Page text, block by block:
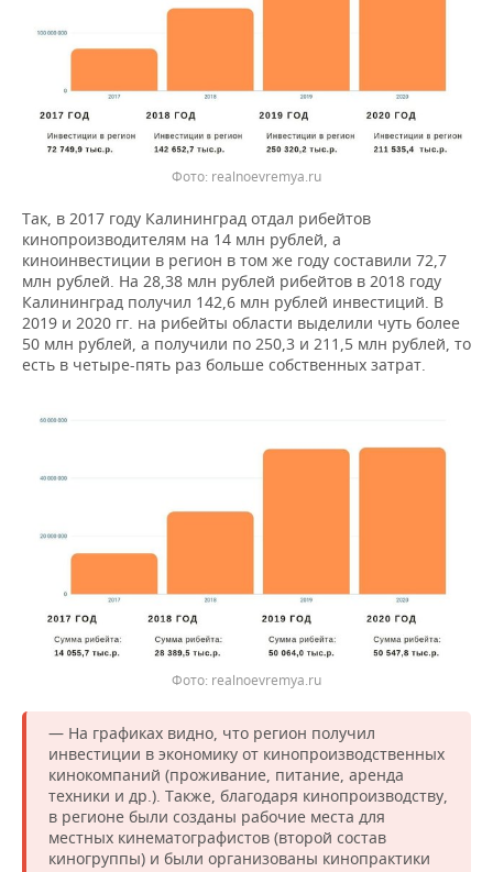
realnoevremya.ru
Так, в 2017 году Калининград отдал рибейтов
кинопроизводителям на 14 млн рублей, а
киноинвестиции в регион в том же году составили 72,7
млн рублей. На 28,38 млн рублей рибейтов в 2018 году
Калининград получил 142,6 млн рублей инвестиций. В
2019 и 2020 гг. на рибейты области выделили чуть более
50 млн рублей, а получили по 250,3 и 211,5 млн рублей, то
есть в четыре-пять раз больше собственных затрат.
realnoevremya.ru
— На графиках видно, что регион получил
инвестиции в экономику от кинопроизводственных
кинокомпаний (проживание, питание, аренда
техники и др.). Также, благодаря кинопроизводству,
в регионе были созданы рабочие места для
местных кинематографистов (второй состав
киногруппы) и были организованы кинопрактики